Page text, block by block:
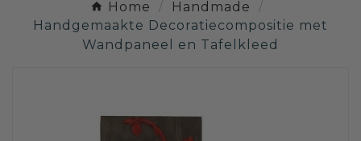
Home
Handmade
Handgemaakte Decoratiecompositie met
Wandpaneel en Tafelkleed